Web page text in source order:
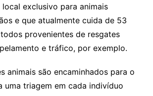
exclusivo para animais
e que atualmente cuida de 53
provenientes de resgates
e tráfico, por exemplo.
animais são encaminhados para o
uma triagem em cada indivíduo